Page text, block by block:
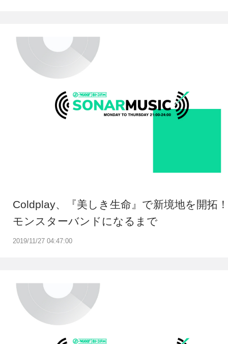
2019/11/27 04:47:00
Coldplay、『美しき生命』で新境地を開拓！
モンスターバンドになるまで